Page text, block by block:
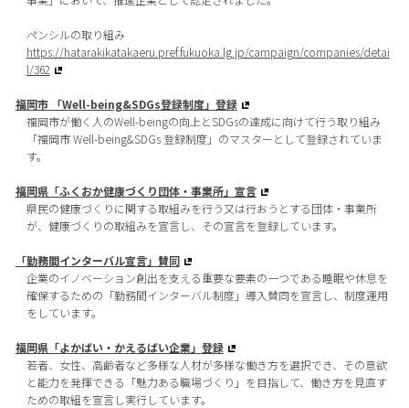
ペンシルの取り組み
https://hatarakikatakaeru.pref.fukuoka.lg.jp/campaign/companies/detai
l/362
福岡市 「Well-being&SDGs登録制度」登録
福岡市が働く人のWell-beingの向上とSDGsの達成に向けて行う取り組み
「福岡市 Well-being&SDGs 登録制度」のマスターとして登録されていま
す。
福岡県「ふくおか健康づくり団体・事業所」宣言
県民の健康づくりに関する取組みを行う又は行おうとする団体・事業所
が、健康づくりの取組みを宣言し、その宣言を登録しています。
「勤務間インターバル宣言」賛同
企業のイノベーション創出を支える重要な要素の一つである睡眠や休息を
確保するための「勤務間インターバル制度」導入賛同を宣言し、制度運用
をしています。
福岡県「よかばい・かえるばい企業」登録
若者、女性、高齢者など多様な人材が多様な働き方を選択でき、その意欲
と能力を発揮できる「魅力ある職場づくり」を目指して、働き方を見直す
ための取組を宣言し実行しています。